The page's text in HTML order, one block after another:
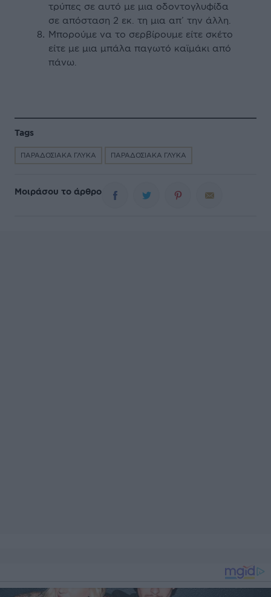
τρύπες σε αυτό µε µια οδοντογλυφίδα
σε απόσταση 2 εκ. τη µια απ’ την άλλη.
Μπορούμε να το σερβίρουµε είτε σκέτο
είτε µε µια µπάλα παγωτό καϊµάκι από
πάνω.
Tags
ΠΑΡΑΔΟΣΙΑΚΑ ΓΛΥΚΑ ΠΑΡΑΔΟΣΙΑΚΑ ΓΛΥΚΑ
Μοιράσου το άρθρο